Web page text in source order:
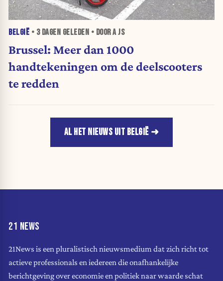
BELGIË • 3 DAGEN GELEDEN • DOOR A JS
Brussel: Meer dan 1000
handtekeningen om de deelscooters
te redden
AL HET NIEUWS UIT BELGIË
21 NEWS
21News is een pluralistisch nieuwsmedium dat zich richt tot
actieve professionals en iedereen die onafhankelijke
berichtgeving over economie en politiek naar waarde schat